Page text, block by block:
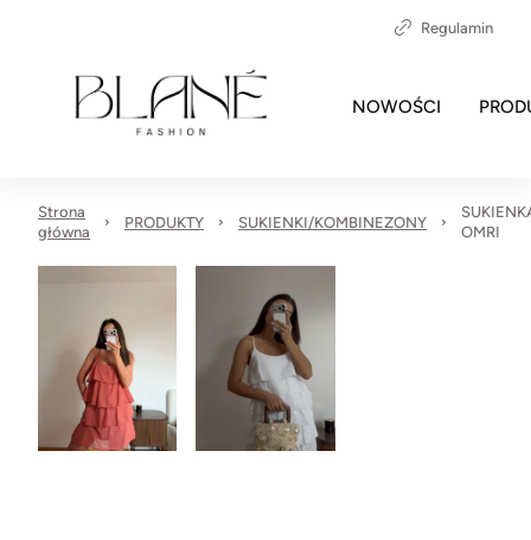
Regulamin
NOWOŚCI
Strona
główna
PRODUKTY SUKIENKI/KOMBINEZONY
OMRI